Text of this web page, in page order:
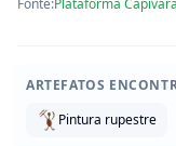
Fonte:Plataforma
ARTEFATOS
Pintura rupestre